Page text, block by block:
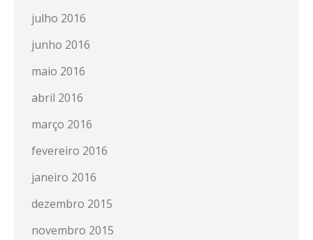
julho 2016
junho 2016
maio 2016
abril 2016
março 2016
fevereiro 2016
janeiro 2016
dezembro 2015
novembro 2015